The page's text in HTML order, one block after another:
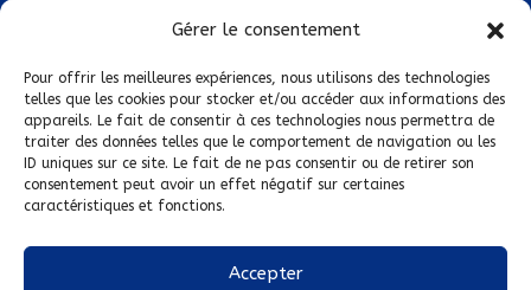
Gérer le consentement
Pour offrir les meilleures expériences, nous utilisons des technologies
telles que les cookies pour stocker et/ou accéder aux informations des
appareils. Le fait de consentir à ces technologies nous permettra de
traiter des données telles que le comportement de navigation ou les
ID uniques sur ce site. Le fait de ne pas consentir ou de retirer son
consentement peut avoir un effet négatif sur certaines
caractéristiques et fonctions.
Accepter
Devenez Délégué·e Régional·e !
Trouvez-nous près de chez vous !
Mentions légales
Conditions générales de vente
Politique de confidentialité